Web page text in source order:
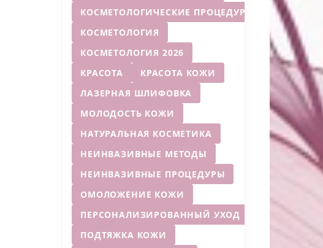
КОСМЕТОЛОГИЧЕСКИЕ ПРОЦЕДУРЫ
КОСМЕТОЛОГИЯ
КОСМЕТОЛОГИЯ 2026
КРАСОТА
КРАСОТА КОЖИ
ЛАЗЕРНАЯ ШЛИФОВКА
МОЛОДОСТЬ КОЖИ
НАТУРАЛЬНАЯ КОСМЕТИКА
НЕИНВАЗИВНЫЕ МЕТОДЫ
НЕИНВАЗИВНЫЕ ПРОЦЕДУРЫ
ОМОЛОЖЕНИЕ КОЖИ
ПЕРСОНАЛИЗИРОВАННЫЙ УХОД
ПОДТЯЖКА КОЖИ